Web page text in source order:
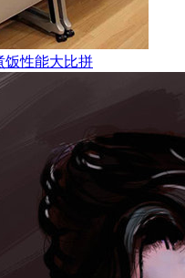
饭性能大比拼